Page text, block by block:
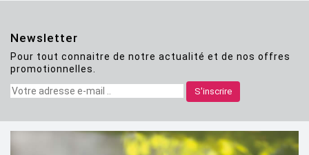
CINNA
CLASSICON
CRASSEVIG
DESIGN HOUSE STOCKHOLM
Newsletter
Pour tout connaitre de notre actualité et de nos offres
promotionnelles.
S'inscrire